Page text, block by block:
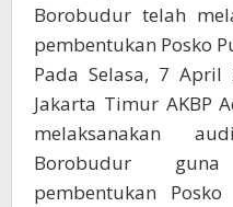
Borobudur telah
pembentukan Posko
Pada Selasa, 7 April
Jakarta Timur AKBP
melaksanakan
Borobudur
pembentukan